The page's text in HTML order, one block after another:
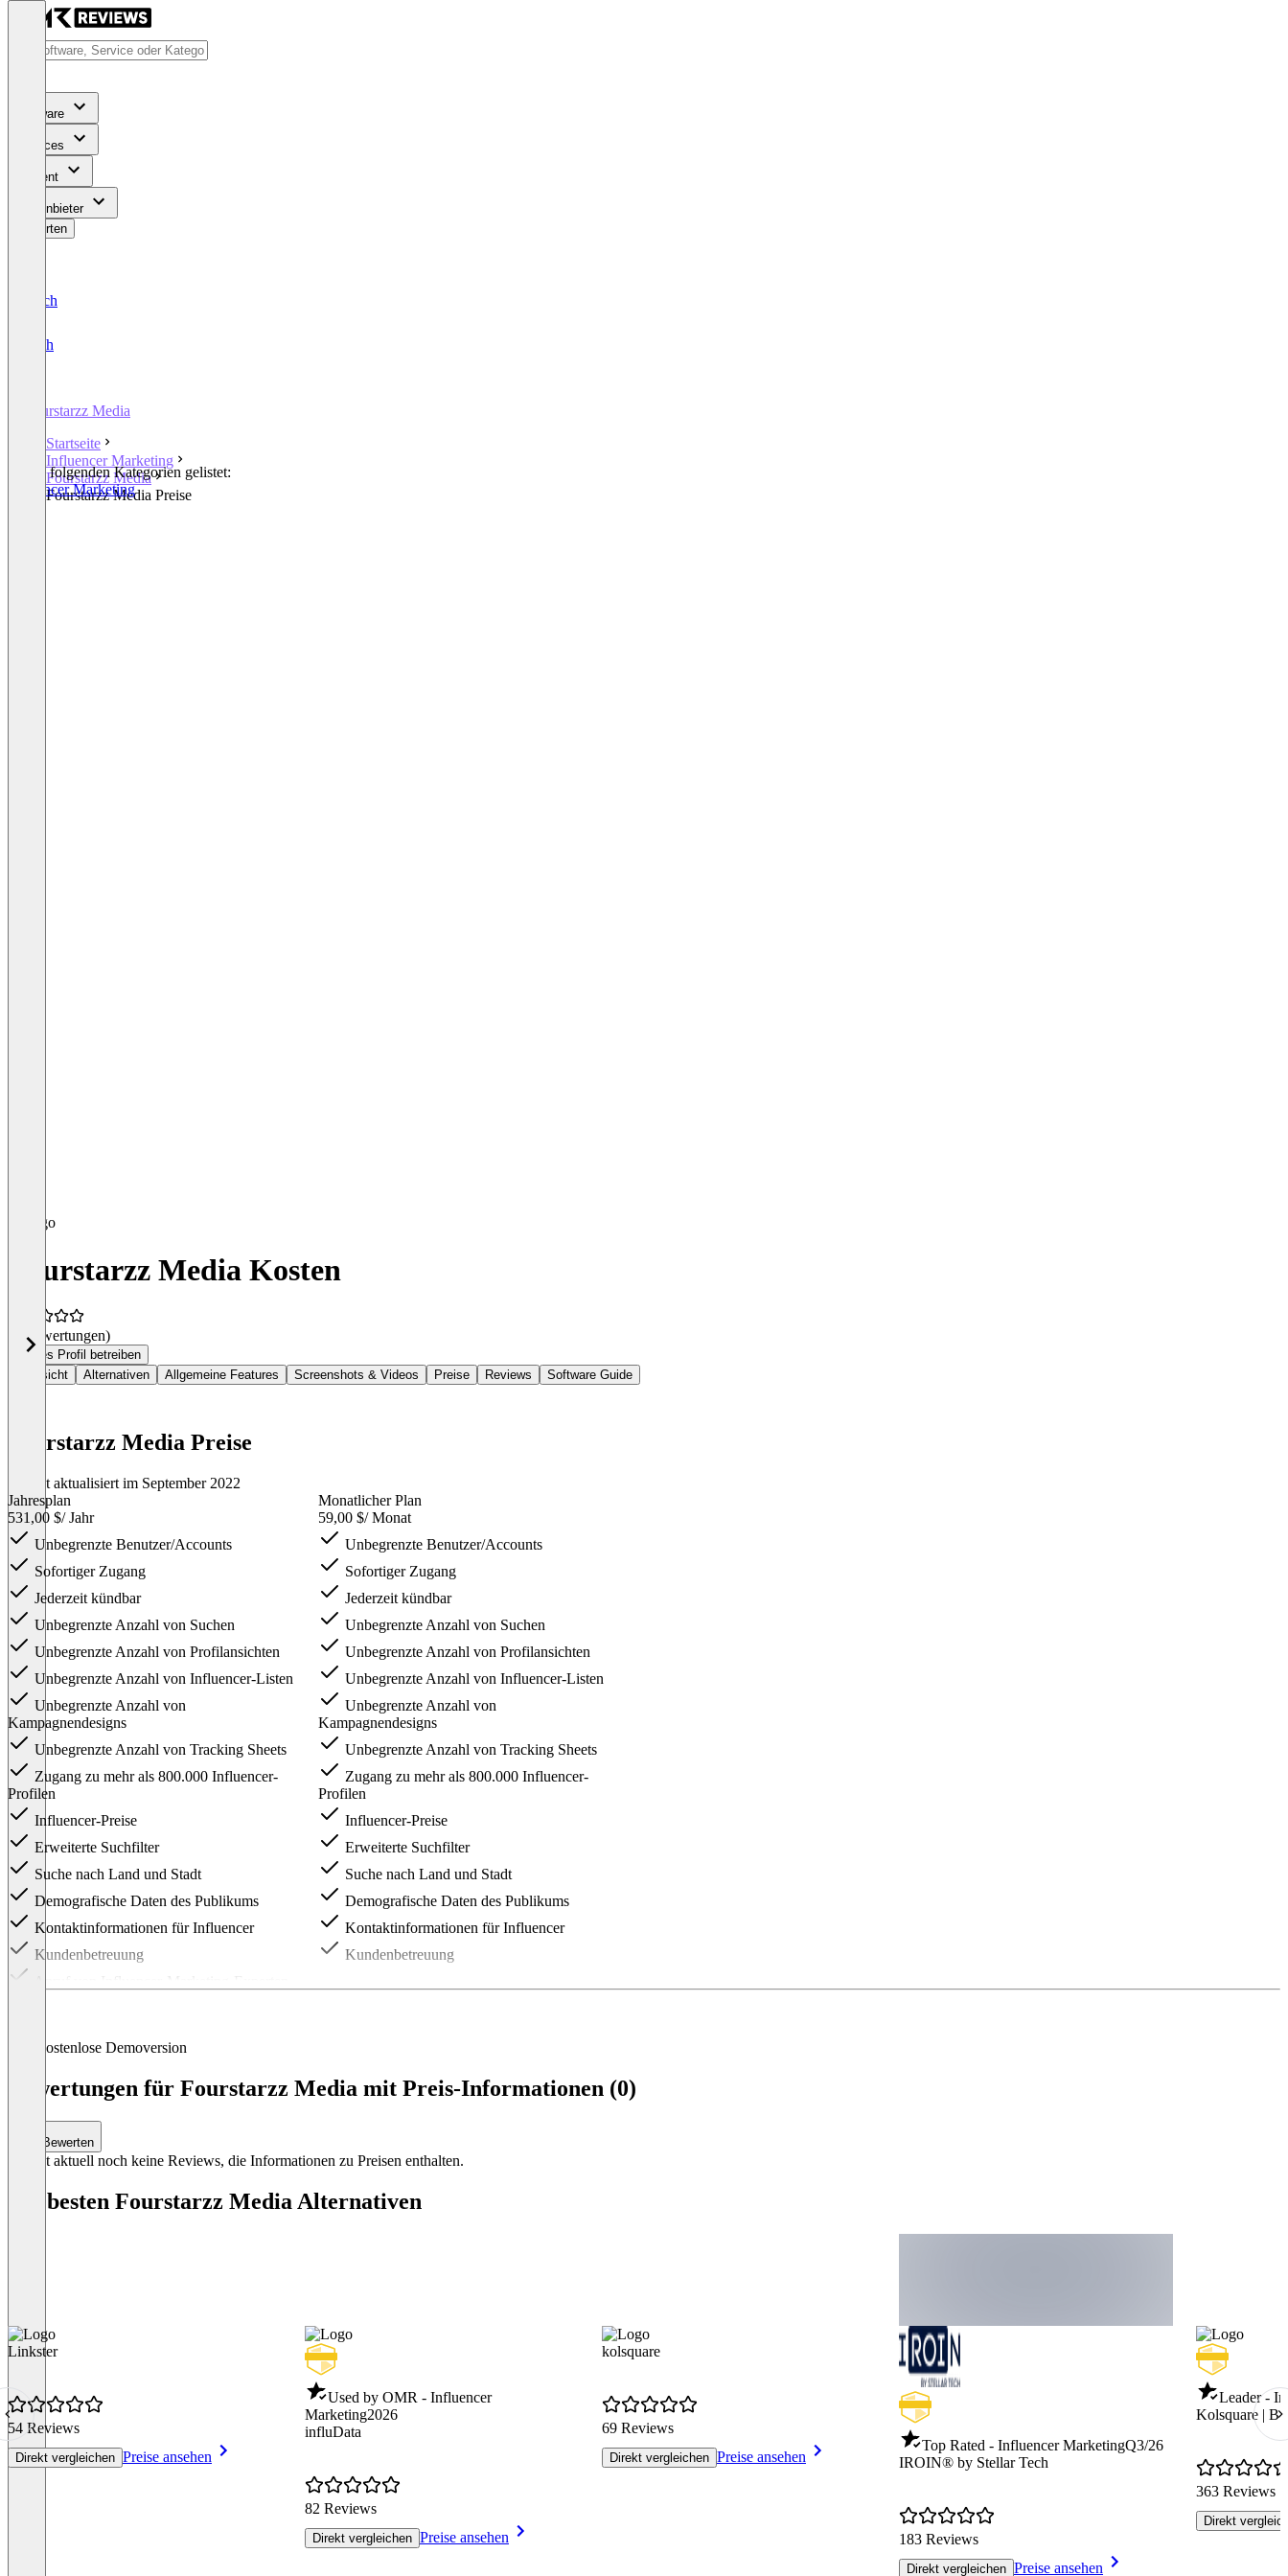
Software
Services
Content
Für Anbieter
Bewerten
Deutsch
English
Fourstarzz Media
Startseite
Influencer Marketing
Fourstarzz Media
Fourstarzz Media Preise
In den folgenden Kategorien gelistet:
Influencer Marketing
Fourstarzz Media Kosten
(0 Bewertungen)
Dieses Profil betreiben
Übersicht
Alternativen Allgemeine Features Screenshots & Videos Preise Reviews Software Guide
Fourstarzz Media Preise
Zuletzt aktualisiert im September 2022
Jahresplan
531,00 $/ Jahr
Unbegrenzte Benutzer/Accounts
Sofortiger Zugang
Jederzeit kündbar
Unbegrenzte Anzahl von Suchen
Unbegrenzte Anzahl von Profilansichten
Unbegrenzte Anzahl von Influencer-Listen
Unbegrenzte Anzahl von
Kampagnendesigns
Unbegrenzte Anzahl von Tracking Sheets
Zugang zu mehr als 800.000 Influencer-
Profilen
Influencer-Preise
Erweiterte Suchfilter
Suche nach Land und Stadt
Demografische Daten des Publikums
Kontaktinformationen für Influencer
Kundenbetreuung
Monatlicher Plan
59,00 $/ Monat
Unbegrenzte Benutzer/Accounts
Sofortiger Zugang
Jederzeit kündbar
Unbegrenzte Anzahl von Suchen
Unbegrenzte Anzahl von Profilansichten
Unbegrenzte Anzahl von Influencer-Listen
Unbegrenzte Anzahl von
Kampagnendesigns
Unbegrenzte Anzahl von Tracking Sheets
Zugang zu mehr als 800.000 Influencer-
Profilen
Influencer-Preise
Erweiterte Suchfilter
Suche nach Land und Stadt
Demografische Daten des Publikums
Kontaktinformationen für Influencer
Kundenbetreuung
Kostenlose Demoversion
Bewertungen für Fourstarzz Media mit Preis-Informationen (0)
Bewerten
Es gibt aktuell noch keine Reviews, die Informationen zu Preisen enthalten.
Die besten Fourstarzz Media Alternativen
Linkster
54 Reviews
Direkt vergleichen Preise ansehen
Used by OMR - Influencer
Marketing2026
influData
82 Reviews
Direkt vergleichen Preise ansehen
kolsquare
69 Reviews
Direkt vergleichen Preise ansehen
Top Rated - Influencer MarketingQ3/26
IROIN®️ by Stellar Tech
183 Reviews
Direkt vergleichen Preise ansehen
Leader -
Kolsquare |
363 Reviews
Direkt